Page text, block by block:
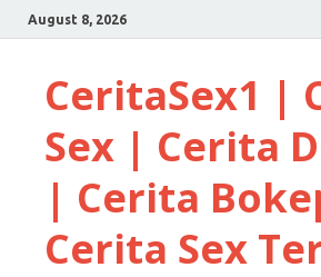
August 8, 2026
CeritaSex1 |
Sex | Cerita
| Cerita
Cerita Sex